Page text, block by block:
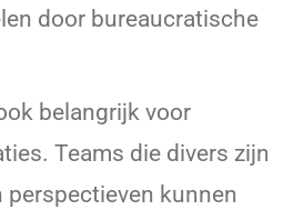
door bureaucratische
belangrijk voor
Teams die divers zijn
perspectieven kunnen